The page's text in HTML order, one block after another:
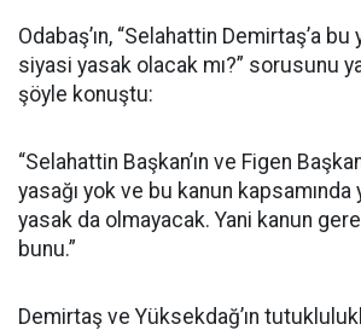
Odabaş’ın, “Selahattin Demirtaş’a
siyasi yasak olacak mı?” sorusunu
şöyle konuştu:
“Selahattin Başkan’ın ve Figen
yasağı yok ve bu kanun
yasak da olmayacak. Yani kanun
bunu.”
Demirtaş ve Yüksekdağ’ın